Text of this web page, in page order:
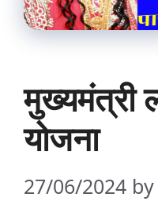
मुख्यमंत्री
योजना
27/06/2024 by